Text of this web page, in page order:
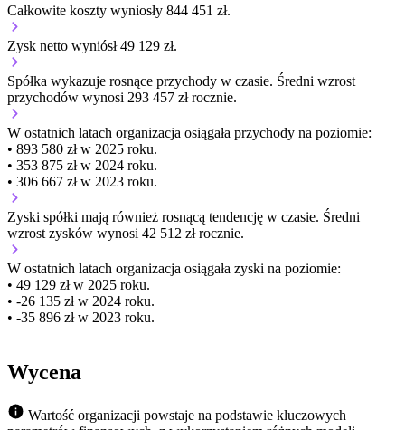
Całkowite koszty wyniosły 844 451 zł.
Zysk netto wyniósł 49 129 zł.
Spółka wykazuje rosnące przychody w czasie. Średni wzrost
przychodów wynosi 293 457 zł rocznie.
W ostatnich latach organizacja osiągała przychody na poziomie:
• 893 580 zł w 2025 roku.
• 353 875 zł w 2024 roku.
• 306 667 zł w 2023 roku.
Zyski spółki mają również rosnącą tendencję w czasie. Średni
wzrost zysków wynosi 42 512 zł rocznie.
W ostatnich latach organizacja osiągała zyski na poziomie:
• 49 129 zł w 2025 roku.
• -26 135 zł w 2024 roku.
• -35 896 zł w 2023 roku.
Wycena
Wartość organizacji powstaje na podstawie kluczowych